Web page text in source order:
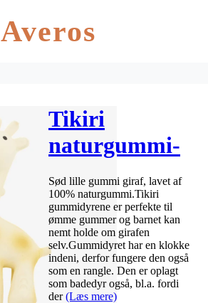
Averos
Tikiri
naturgummi-
dyr – Giraf
Sød lille gummi giraf, lavet af
100% naturgummi.Tikiri
gummidyrene er perfekte til
ømme gummer og barnet kan
nemt holde om girafen
selv.Gummidyret har en klokke
indeni, derfor fungere den også
som en rangle. Den er oplagt
som badedyr også, bl.a. fordi
der(Læs mere)